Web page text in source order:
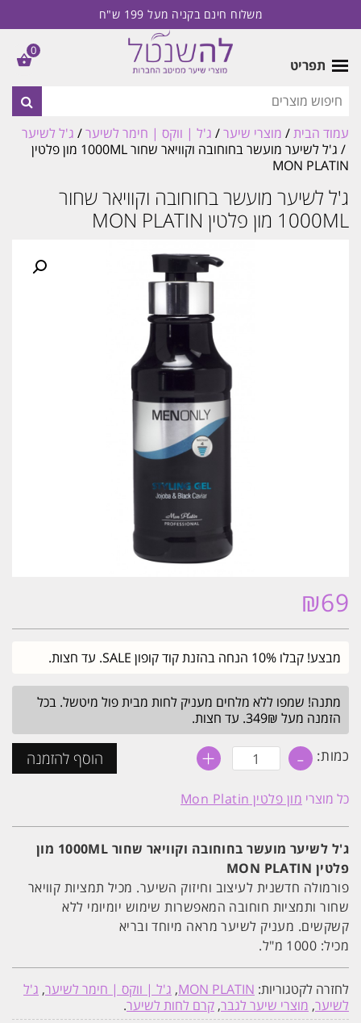
משלוח חינם בקניה מעל 199 ש"ח
תפריט
עמוד הבית/ מוצרי שיער/ ג'ל | ווקס | חימר לשיער/ ג'ל לשיער
/ ג'ל לשיער מועשר בחוחובה וקוויאר שחור 1000ML מון פלטין
MON PLATIN
ג'ל לשיער מועשר בחוחובה וקוויאר שחור
1000ML מון פלטין MON PLATIN
₪69
מבצע! קבלו 10% הנחה בהזנת קוד קופון SALE. עד חצות.
מתנה! שמפו ללא מלחים מעניק לחות מבית פול מיטשל. בכל
הזמנה מעל 349₪. עד חצות.
כמות: - כמות
של
לשיער
מועשר
וקוויאר
שחור
1000ML
מון
פלטין
MON
PLATIN
+ הוסף להזמנה
כל מוצרי מון פלטין Mon Platin
ג'ל לשיער מועשר בחוחובה וקוויאר שחור 1000ML מון
פלטין MON PLATIN
פורמולה חדשנית לעיצוב וחיזוק השיער. מכיל תמציות קוויאר
שחור ותמציות חוחובה המאפשרות שימוש יומיומי ללא
קשקשים. מעניק לשיער מראה מיוחד ובריא
מכיל: 1000 מ"ל.
לחזרה לקטגוריות: MON PLATIN
, ג'ל | ווקס | חימר לשיער, ג'ל
לשיער, מוצרי שיער לגבר, קרם לחות לשיער.
0